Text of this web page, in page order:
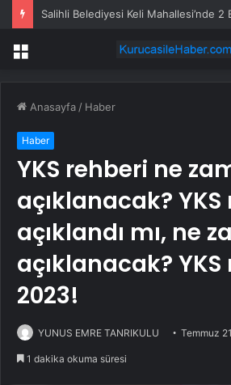
Menü
Anasayfa / Haber
Haber
YKS rehberi ne
açıklanacak?
açıklandı mı, ne
açıklanacak?
2023!
YUNUS EMRE TANRIKULU Temmuz
1 dakika okuma süresi